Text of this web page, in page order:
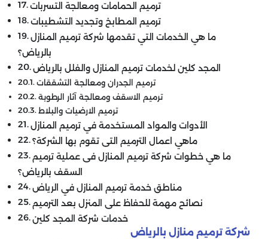
ترميم الحمامات ومعالجة التسربات
ترميم المطابخ وتجديد التشطيبات
ما هي الخدمات التي تقدمها شركة ترميم المنازل
بالرياض؟
المجد كلين لخدمات ترميم المنازل والفلل بالرياض
ترميم الجدران ومعالجة التشققات
ترميم الاسقف ومعالجة آثار الرطوبة
ترميم الارضيات والبلاط
الأدوات والمواد المستخدمة في ترميم المنازل
ماهي اعمال الترميم التى تقوم بها الشركة؟
ما هي خطوات شركة ترميم المنازل فى عملية ترميم
السقف بالرياض؟
مناطق خدمة ترميم المنازل في الرياض
نصائح مهمة للحفاظ على المنزل بعد الترميم
خدمات شركة المجد كلين
شركة ترميم منازل بالرياض